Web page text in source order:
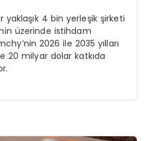
yaklaşık 4 bin yerleşik şirketi
üzerinde istihdam
2026 ile 2035 yılları
20 milyar dolar katkıda